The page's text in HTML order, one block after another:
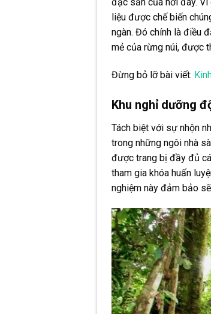
đặc sản của nơi đây.
liệu được chế biến
ngàn. Đó chính là điều
mẻ của rừng núi, được
Đừng bỏ lỡ bài viết:
Khu nghỉ dưỡng
Tách biệt với sự nhộn
trong những ngôi nhà
được trang bị đầy đủ
tham gia khóa huấn
nghiệm này đảm bảo